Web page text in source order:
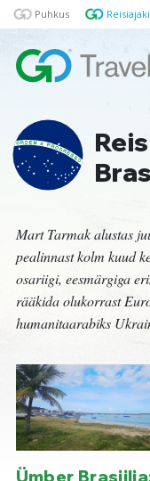
Puhkus
Mart Tarmak alustas
pealinnast kolm kuud
osariigi, eesmärgiga
rääkida olukorrast
humanitaarabiks
Ümber